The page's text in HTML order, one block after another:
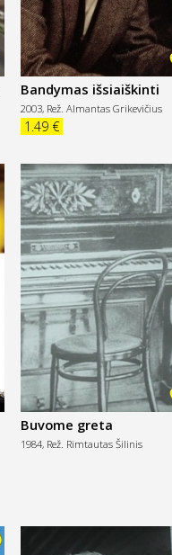
Bandymas išsiaiškinti
2003, Rež. Almantas Grikevičius
1.49 €
Buvome greta
1984, Rež. Rimtautas Šilinis